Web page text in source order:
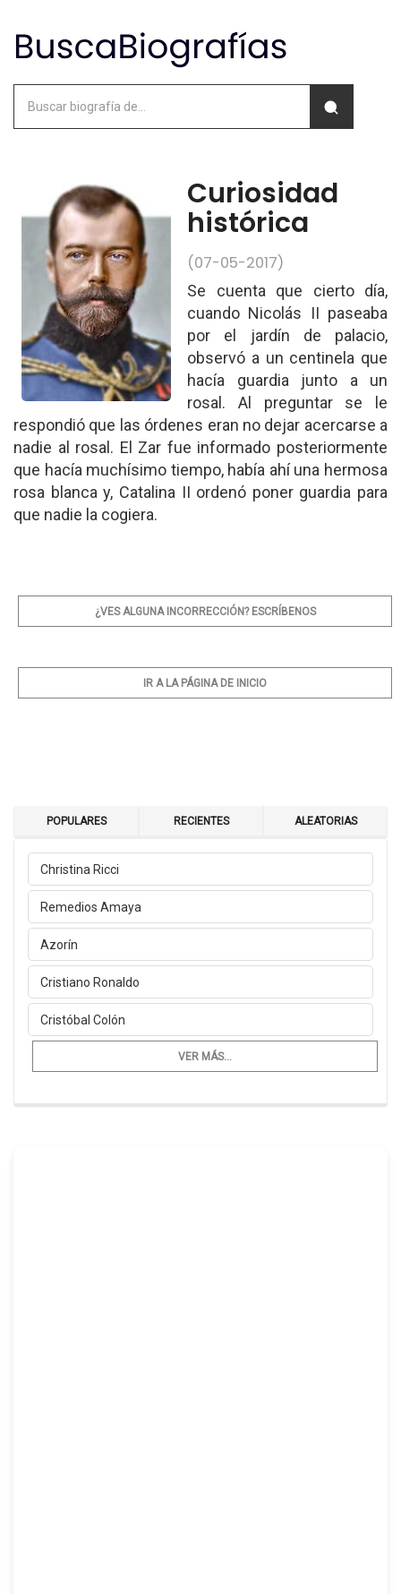
Curiosidad
histórica
(07-05-2017)
Se cuenta que cierto día,
cuando Nicolás II paseaba
por el jardín de palacio,
observó a un centinela que
hacía guardia junto a un
rosal. Al preguntar se le
respondió que las órdenes eran no dejar acercarse a
nadie al rosal. El Zar fue informado posteriormente
que hacía muchísimo tiempo, había ahí una hermosa
rosa blanca y, Catalina II ordenó poner guardia para
que nadie la cogiera.
¿VES ALGUNA INCORRECCIÓN? ESCRÍBENOS
IR A LA PÁGINA DE INICIO
POPULARES RECIENTES ALEATORIAS
Christina Ricci
Remedios Amaya
Azorín
Cristiano Ronaldo
Cristóbal Colón
VER MÁS...